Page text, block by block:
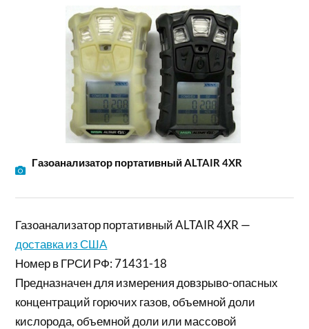
Газоанализатор портативный ALTAIR 4XR
Газоанализатор портативный ALTAIR 4XR —
доставка из США
Номер в ГРСИ РФ: 71431-18
Предназначен для измерения довзрыво-опасных
концентраций горючих газов, объемной доли
кислорода, объемной доли или массовой